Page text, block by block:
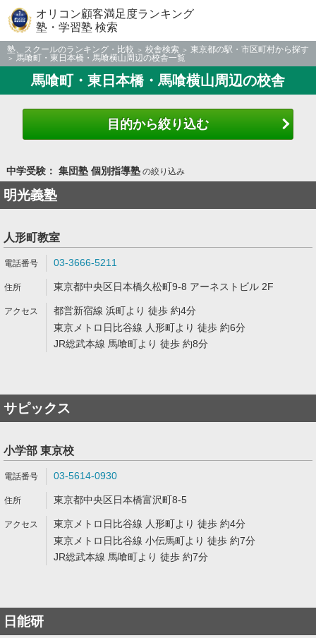
オリコン顧客満足度ランキング
塾・学習塾 検索
塾、スクールのランキング・比較 校舎検索
東京都の駅・市区町村から探す
馬喰町・東日本橋・馬喰横山周辺の校舎一覧
馬喰町・東日本橋・馬喰横山周辺の校舎
目的から絞り込む
中学受験： 集団塾 個別指導塾の絞り込み
明光義塾
人形町教室
03-3666-5211
東京都中央区日本橋久松町9-8 アーネストビル 2F
都営新宿線 浜町より 徒歩 約4分
東京メトロ日比谷線 人形町より 徒歩 約6分
JR総武本線 馬喰町より 徒歩 約8分
サピックス
小学部 東京校
03-5614-0930
東京都中央区日本橋富沢町8-5
東京メトロ日比谷線 人形町より 徒歩 約4分
東京メトロ日比谷線 小伝馬町より 徒歩 約7分
JR総武本線 馬喰町より 徒歩 約7分
日能研